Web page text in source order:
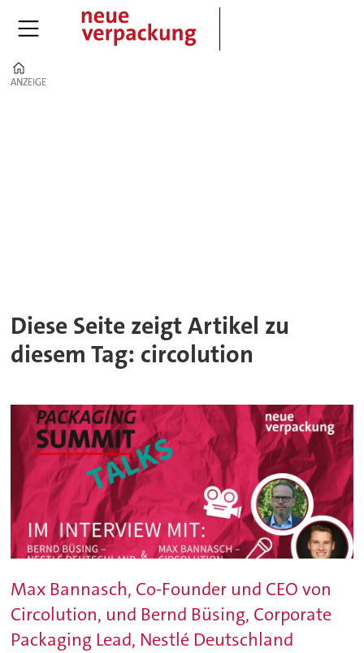
ANZEIGE
ANZEIGE
Diese Seite zeigt Artikel zu
diesem Tag: circolution
Max Bannasch, Co-Founder und CEO von
Circolution, und Bernd Büsing, Corporate
Packaging Lead, Nestlé Deutschland